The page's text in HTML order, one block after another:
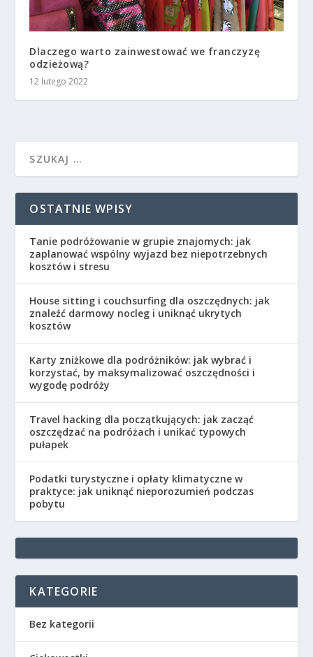
Dlaczego warto zainwestować we franczyzę
odzieżową?
12 lutego 2022
OSTATNIE WPISY
Tanie podróżowanie w grupie znajomych: jak
zaplanować wspólny wyjazd bez niepotrzebnych
kosztów i stresu
House sitting i couchsurfing dla oszczędnych: jak
znaleźć darmowy nocleg i uniknąć ukrytych
kosztów
Karty zniżkowe dla podróżników: jak wybrać i
korzystać, by maksymalizować oszczędności i
wygodę podróży
Travel hacking dla początkujących: jak zacząć
oszczędzać na podróżach i unikać typowych
pułapek
Podatki turystyczne i opłaty klimatyczne w
praktyce: jak uniknąć nieporozumień podczas
pobytu
KATEGORIE
Bez kategorii